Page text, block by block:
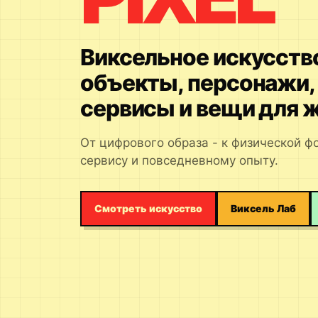
Виксельное
объекты,
сервисы и вещи для
От цифрового образа - к физической
сервису и повседневному опыту.
Смотреть искусство Виксель Лаб